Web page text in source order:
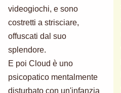
videogiochi, e sono
costretti a strisciare,
offuscati dal suo
splendore.
E poi Cloud è uno
psicopatico mentalmente
disturbato con un'infanzia